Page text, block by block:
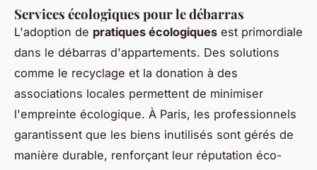
Services écologiques pour le débarras
L'adoption de pratiques écologiques est primordiale
dans le débarras d'appartements. Des solutions
comme le recyclage et la donation à des
associations locales permettent de minimiser
l'empreinte écologique. À Paris, les professionnels
garantissent que les biens inutilisés sont gérés de
manière durable, renforçant leur réputation éco-